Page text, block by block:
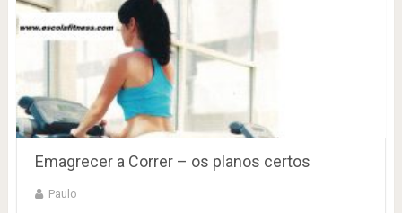
Emagrecer a Correr – os planos certos
Paulo